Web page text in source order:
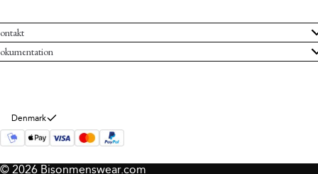
Bisoninformation
Denmark
© 2026 Bisonmenswear.com